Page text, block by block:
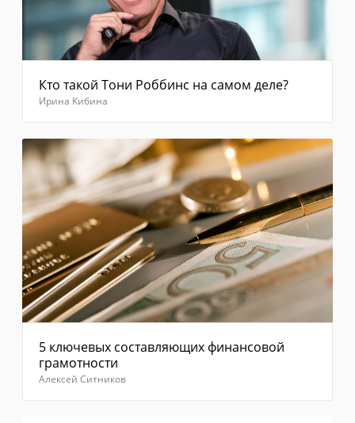
Отправить
Кто такой Тони Роббинс на самом деле?
Ирина Кибина
5 ключевых составляющих финансовой
грамотности
Алексей Ситников